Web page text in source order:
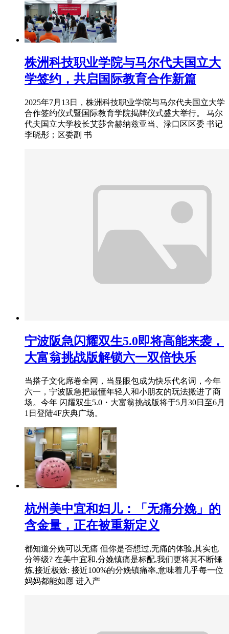
株洲科技职业学院与马尔代夫国立大
学签约，共启国际教育合作新篇
2025年7月13日，株洲科技职业学院与马尔代夫国立大学
合作签约仪式暨国际教育学院揭牌仪式盛大举行。 马尔
代夫国立大学校长艾莎舍赫纳兹亚当、渌口区区委 书记
李晓彤；区委副 书
宁波阪急闪耀双生5.0即将高能来袭，
大富翁挑战版解锁六一双倍快乐
当搭子文化席卷全网，当显眼包成为快乐代名词，今年
六一，宁波阪急把最懂年轻人和小朋友的玩法搬进了商
场。今年 闪耀双生5.0・大富翁挑战版将于5月30日至6月
1日登陆4F庆典广场。
杭州美中宜和妇儿：「无痛分娩」的
含金量，正在被重新定义
都知道分娩可以无痛 但你是否想过,无痛的体验,其实也
分等级? 在美中宜和,分娩镇痛是标配,我们更将其不断锤
炼,接近极致: 接近100%的分娩镇痛率,意味着几乎每一位
妈妈都能如愿 进入产